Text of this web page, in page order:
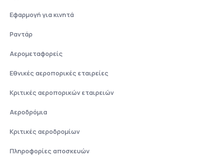
Εφαρμογή για κινητά
Ραντάρ
Αερομεταφορείς
Εθνικές αεροπορικές εταιρείες
Κριτικές αεροπορικών εταιρειών
Αεροδρόμια
Κριτικές αεροδρομίων
Πληροφορίες αποσκευών